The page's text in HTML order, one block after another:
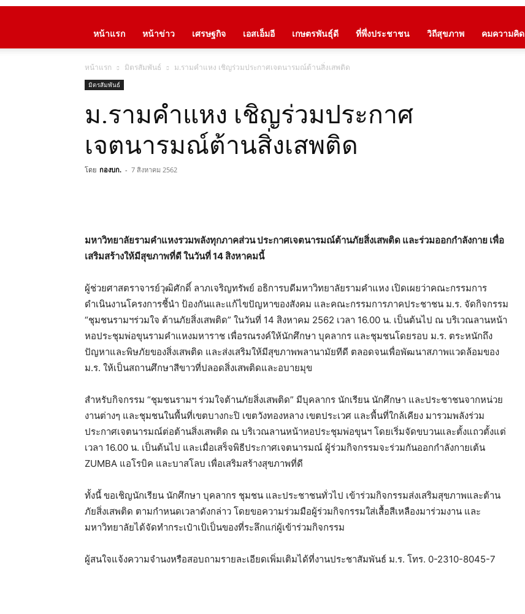
หน้าแรก หน้าข่าว เศรษฐกิจ เอสเอ็มอี เกษตรพันธุ์ดี ที่พึ่งประชาชน วิถีสุขภาพ คมความคิด
หน้าแรก มิตรสัมพันธ์ ม.รามคำแหง เชิญร่วมประกาศเจตนารมณ์ต้านสิ่งเสพติด
มิตรสัมพันธ์
ม.รามคำแหง เชิญร่วมประกาศ
เจตนารมณ์ต้านสิ่งเสพติด
โดย กองบก. - 7 สิงหาคม 2562
มหาวิทยาลัยรามคำแหงรวมพลังทุกภาคส่วน ประกาศเจตนารมณ์ต้านภัยสิ่งเสพติด และร่วมออกกำลังกาย เพื่อ
เสริมสร้างให้มีสุขภาพที่ดี ในวันที่ 14 สิงหาคมนี้
ผู้ช่วยศาสตราจารย์วุฒิศักดิ์ ลาภเจริญทรัพย์ อธิการบดีมหาวิทยาลัยรามคำแหง เปิดเผยว่าคณะกรรมการ
ดำเนินงานโครงการชี้นำ ป้องกันและแก้ไขปัญหาของสังคม และคณะกรรมการภาคประชาชน ม.ร. จัดกิจกรรม
“ชุมชนรามฯร่วมใจ ต้านภัยสิ่งเสพติด” ในวันที่ 14 สิงหาคม 2562 เวลา 16.00 น. เป็นต้นไป ณ บริเวณลานหน้า
หอประชุมพ่อขุนรามคำแหงมหาราช เพื่อรณรงค์ให้นักศึกษา บุคลากร และชุมชนโดยรอบ ม.ร. ตระหนักถึง
ปัญหาและพิษภัยของสิ่งเสพติด และส่งเสริมให้มีสุขภาพพลานามัยทีดี ตลอดจนเพื่อพัฒนาสภาพแวดล้อมของ
ม.ร. ให้เป็นสถานศึกษาสีขาวที่ปลอดสิ่งเสพติดและอบายมุข
สำหรับกิจกรรม “ชุมชนรามฯ ร่วมใจต้านภัยสิ่งเสพติด” มีบุคลากร นักเรียน นักศึกษา และประชาชนจากหน่วย
งานต่างๆ และชุมชนในพื้นที่เขตบางกะปิ เขตวังทองหลาง เขตประเวศ และพื้นที่ใกล้เคียง มารวมพลังร่วม
ประกาศเจตนารมณ์ต่อต้านสิ่งเสพติด ณ บริเวณลานหน้าหอประชุมพ่อขุนฯ โดยเริ่มจัดขบวนและตั้งแถวตั้งแต่
เวลา 16.00 น. เป็นต้นไป และเมื่อเสร็จพิธีประกาศเจตนารมณ์ ผู้ร่วมกิจกรรมจะร่วมกันออกกำลังกายเต้น
ZUMBA แอโรบิค และบาสโลบ เพื่อเสริมสร้างสุขภาพที่ดี
ทั้งนี้ ขอเชิญนักเรียน นักศึกษา บุคลากร ชุมชน และประชาชนทั่วไป เข้าร่วมกิจกรรมส่งเสริมสุขภาพและต้าน
ภัยสิ่งเสพติด ตามกำหนดเวลาดังกล่าว โดยขอความร่วมมือผู้ร่วมกิจกรรมใส่เสื้อสีเหลืองมาร่วมงาน และ
มหาวิทยาลัยได้จัดทำกระเป๋าเป้เป็นของที่ระลึกแก่ผู้เข้าร่วมกิจกรรม
ผู้สนใจแจ้งความจำนงหรือสอบถามรายละเอียดเพิ่มเติมได้ที่งานประชาสัมพันธ์ ม.ร. โทร. 0-2310-8045-7